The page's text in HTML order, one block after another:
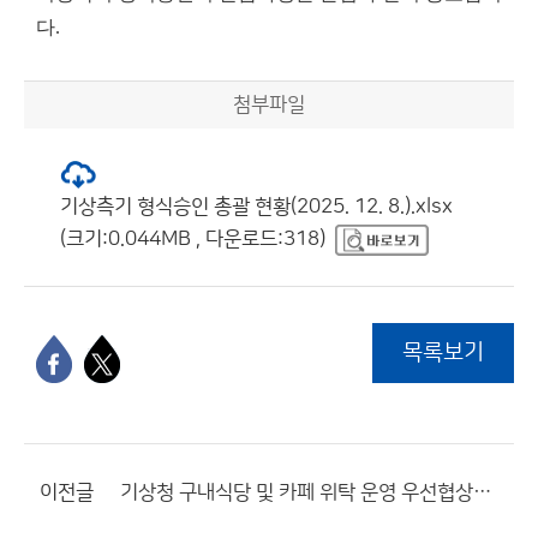
다.
첨부파일
기상측기 형식승인 총괄 현황(2025. 12. 8.).xlsx
(크기:0.044MB , 다운로드:318)
목록보기
이전글 기상청 구내식당 및 카페 위탁 운영 우선협상대상자 선정 공고